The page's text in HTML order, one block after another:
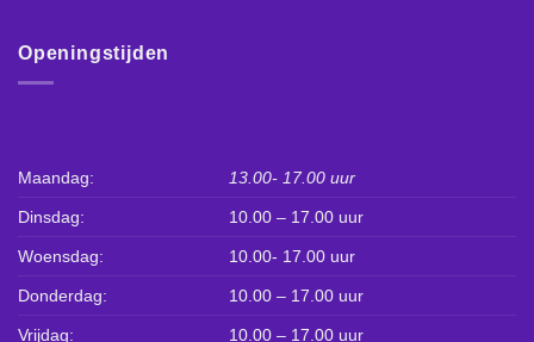
Openingstijden
Maandag: 13.00- 17.00 uur
Dinsdag: 10.00 – 17.00 uur
Woensdag: 10.00- 17.00 uur
Donderdag: 10.00 – 17.00 uur
Vrijdag: 10.00 – 17.00 uur